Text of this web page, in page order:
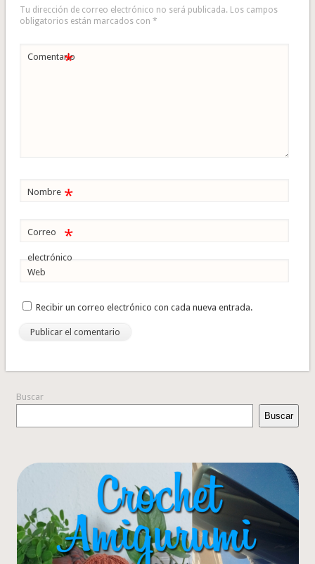
Tu dirección de correo electrónico no será publicada. Los campos
obligatorios están marcados con *
Comentario
*
Nombre *
Correo
electrónico
*
Web
Recibir un correo electrónico con cada nueva entrada.
Buscar
Buscar